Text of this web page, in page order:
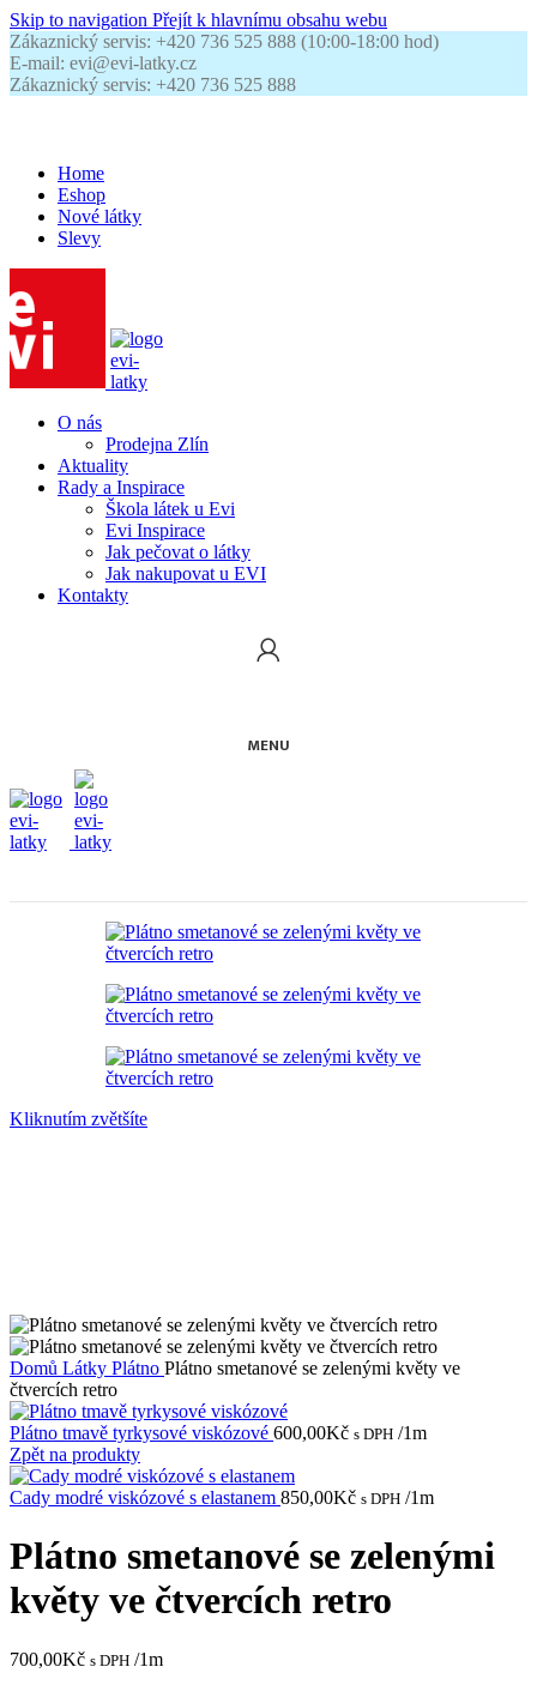
Skip to navigation Přejít k hlavnímu obsahu webu
Zákaznický servis: +420 736 525 888 (10:00-18:00 hod)
E-mail: evi@evi-latky.cz
Zákaznický servis: +420 736 525 888
Home
Eshop
Nové látky
Slevy
O nás
Prodejna Zlín
Aktuality
Rady a Inspirace
Škola látek u Evi
Evi Inspirace
Jak pečovat o látky
Jak nakupovat u EVI
Kontakty
MENU
Kliknutím zvětšíte
Domů Látky Plátno Plátno smetanové se zelenými květy ve
čtvercích retro
Plátno tmavě tyrkysové viskózové 600,00Kč s DPH /1m
Zpět na produkty
Cady modré viskózové s elastanem 850,00Kč s DPH /1m
Plátno smetanové se zelenými
květy ve čtvercích retro
700,00Kč s DPH /1m